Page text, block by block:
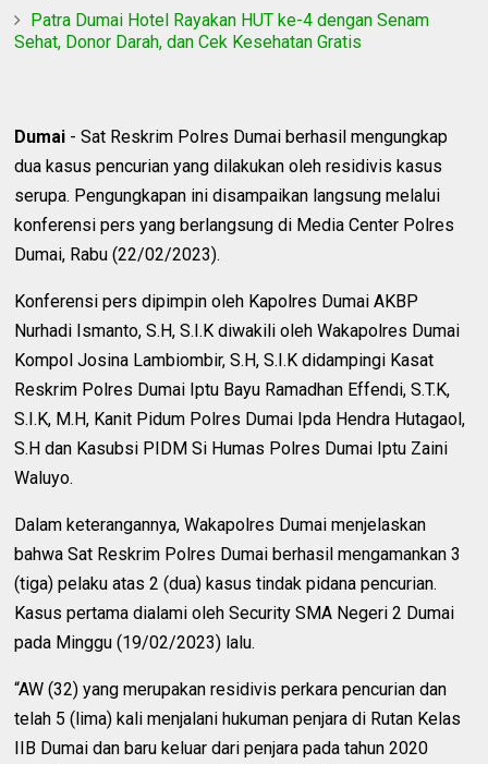
Patra Dumai Hotel Rayakan HUT ke-4 dengan Senam
Sehat, Donor Darah, dan Cek Kesehatan Gratis
Dumai - Sat Reskrim Polres Dumai berhasil mengungkap
dua kasus pencurian yang dilakukan oleh residivis kasus
serupa. Pengungkapan ini disampaikan langsung melalui
konferensi pers yang berlangsung di Media Center Polres
Dumai, Rabu (22/02/2023).
Konferensi pers dipimpin oleh Kapolres Dumai AKBP
Nurhadi Ismanto, S.H, S.I.K diwakili oleh Wakapolres Dumai
Kompol Josina Lambiombir, S.H, S.I.K didampingi Kasat
Reskrim Polres Dumai Iptu Bayu Ramadhan Effendi, S.T.K,
S.I.K, M.H, Kanit Pidum Polres Dumai Ipda Hendra Hutagaol,
S.H dan Kasubsi PIDM Si Humas Polres Dumai Iptu Zaini
Waluyo.
Dalam keterangannya, Wakapolres Dumai menjelaskan
bahwa Sat Reskrim Polres Dumai berhasil mengamankan 3
(tiga) pelaku atas 2 (dua) kasus tindak pidana pencurian.
Kasus pertama dialami oleh Security SMA Negeri 2 Dumai
pada Minggu (19/02/2023) lalu.
“AW (32) yang merupakan residivis perkara pencurian dan
telah 5 (lima) kali menjalani hukuman penjara di Rutan Kelas
IIB Dumai dan baru keluar dari penjara pada tahun 2020